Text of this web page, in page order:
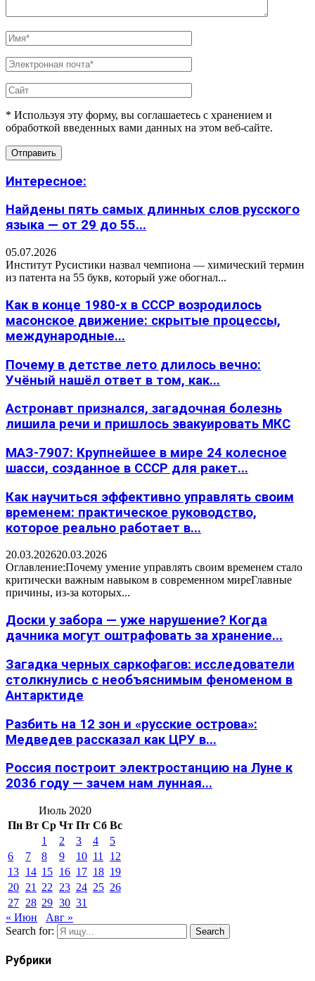
* Используя эту форму, вы соглашаетесь с хранением и
обработкой введенных вами данных на этом веб-сайте.
Интересное:
Найдены пять самых длинных слов русского
языка — от 29 до 55...
05.07.2026
Институт Русистики назвал чемпиона — химический термин
из патента на 55 букв, который уже обогнал...
Как в конце 1980-х в СССР возродилось
масонское движение: скрытые процессы,
международные...
Почему в детстве лето длилось вечно:
Учёный нашёл ответ в том, как...
Астронавт признался, загадочная болезнь
лишила речи и пришлось эвакуировать МКС
МАЗ-7907: Крупнейшее в мире 24 колесное
шасси, созданное в СССР для ракет...
Как научиться эффективно управлять своим
временем: практическое руководство,
которое реально работает в...
20.03.202620.03.2026
Оглавление:Почему умение управлять своим временем стало
критически важным навыком в современном миреГлавные
причины, из-за которых...
Доски у забора — уже нарушение? Когда
дачника могут оштрафовать за хранение...
Загадка черных саркофагов: исследователи
столкнулись с необъяснимым феноменом в
Антарктиде
Разбить на 12 зон и «русские острова»:
Медведев рассказал как ЦРУ в...
Россия построит электростанцию на Луне к
2036 году — зачем нам лунная...
Июль 2020
Пн Вт Ср Чт Пт Сб Вс
1
2 3 4
5
6
7 8 9 10 11
12
13 14 15 16 17 18 19
20 21 22 23 24 25 26
27 28 29 30 31
« Июн
Авг »
Search for:
Search
Рубрики